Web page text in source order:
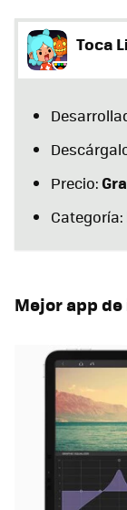
Toca
Precio:
Categoría:
Mejor app de